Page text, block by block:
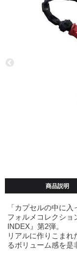
商品説明
「カプセルの中に
フォルメコレクショ
INDEX』第2弾。
リアルに作りこまれ
るボリューム感を是